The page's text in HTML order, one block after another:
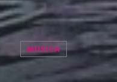
MUSICA